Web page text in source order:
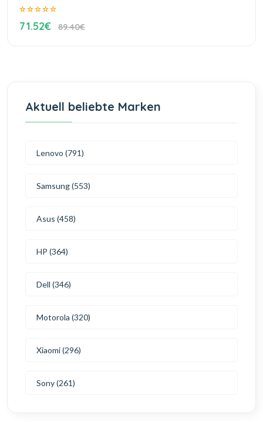
71.52€ 89.40€
Aktuell beliebte Marken
Lenovo (791)
Samsung (553)
Asus (458)
HP (364)
Dell (346)
Motorola (320)
Xiaomi (296)
Sony (261)